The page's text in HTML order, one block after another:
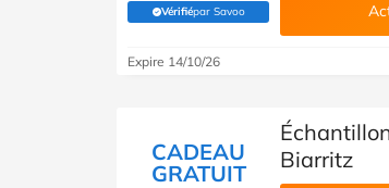
Vérifiépar Savoo
(Vérifié par Savoo)
Expire 14/10/26
CADEAU
GRATUIT
Biarritz